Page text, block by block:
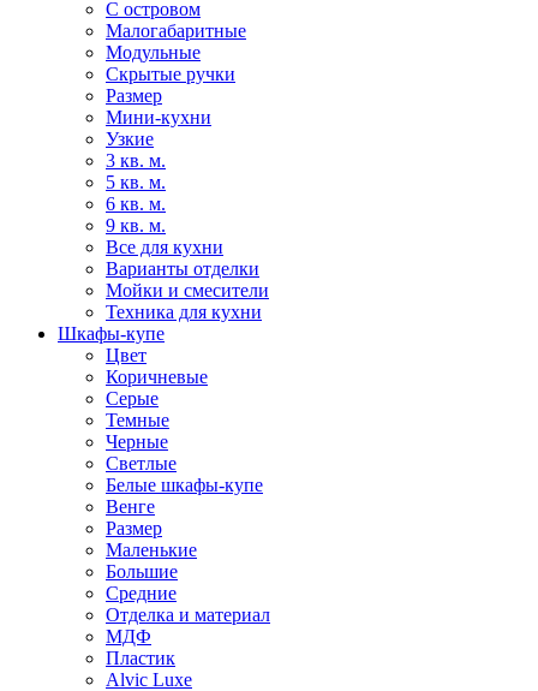
С островом
Малогабаритные
Модульные
Скрытые ручки
Размер
Мини-кухни
Узкие
3 кв. м.
5 кв. м.
6 кв. м.
9 кв. м.
Все для кухни
Варианты отделки
Мойки и смесители
Техника для кухни
Шкафы-купе
Цвет
Коричневые
Серые
Темные
Черные
Светлые
Белые шкафы-купе
Венге
Размер
Маленькие
Большие
Средние
Отделка и материал
МДФ
Пластик
Alvic Luxe